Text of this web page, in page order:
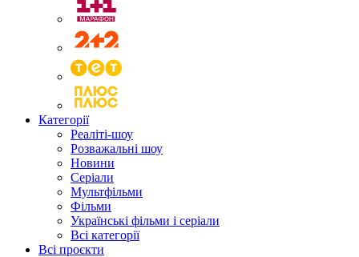
Категорії
Реаліті-шоу
Розважальні шоу
Новини
Серіали
Мультфільми
Фільми
Українські фільми і серіали
Всі категорії
Всі проєкти